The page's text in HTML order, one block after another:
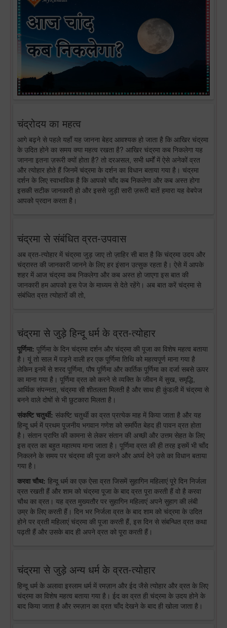
चंद्रोदय का महत्व
आगे बढ़ने से पहले यहाँ यह जानना बेहद आवश्यक हो जाता है कि आखिर चंद्रमा
के उदित होने का समय क्या महत्व रखता है? आखिर चंद्रमा कब निकलेगा यह
जानना इतना ज़रूरी क्यों होता है? तो दरअसल, सभी धर्मों में ऐसे अनेकों व्रत
और त्योहार होते हैं जिनमें चंद्रमा के दर्शन का विधान बताया गया है। चंद्रमा
दर्शन के लिए स्वाभाविक है कि आपको चाँद कब निकलेगा और कब अस्त होगा
इसकी सटीक जानकारी हो और इससे जुड़ी सारी ज़रूरी बातें हमारा यह वेबपेज
आपको प्रदान करता है।
चंद्रमा से संबंधित व्रत-उपवास
अब व्रत-त्योहार में चंद्रमा जुड़ जाए तो ज़ाहिर सी बात है कि चंद्रमा उदय और
चंद्रास्त की जानकारी जानने के लिए हर इंसान उत्सुक रहता है। ऐसे में आपके
शहर में आज चंद्रमा कब निकलेगा और कब अस्त हो जाएगा इस बात की
जानकारी हम आपको इस पेज के माध्यम से देते रहेंगे। अब बात करें चंद्रमा से
संबंधित व्रत त्योहारों की तो,
चंद्रमा से जुड़े हिन्दू धर्म के व्रत-त्योहार
पूर्णिमा: पूर्णिमा के दिन चंद्रमा दर्शन और चंद्रमा की पूजा का विशेष महत्व बताया
है। यूं तो साल में पड़ने वाली हर एक पूर्णिमा तिथि को महत्वपूर्ण माना गया है
लेकिन इनमें से शरद पूर्णिमा, पौष पूर्णिमा और कार्तिक पूर्णिमा का दर्जा सबसे ऊपर
का माना गया है। पूर्णिमा व्रत को करने से व्यक्ति के जीवन में सुख, समृद्धि,
आर्थिक संपन्नता, चंद्रमा सी शीतलता मिलती है और साथ ही कुंडली में चंद्रमा से
बनने वाले दोषों से भी छुटकारा मिलता है।
संकष्टि चतुर्थी: संकष्टि चतुर्थी का व्रत प्रत्येक माह में किया जाता है और यह
हिन्दू धर्म में प्रथम पूजनीय भगवान गणेश को समर्पित बेहद ही पावन व्रत होता
है। संतान प्राप्ति की कामना से लेकर संतान की अच्छी और उत्तम सेहत के लिए
इस व्रत का बहुत महात्मय माना जाता है। पूर्णिमा व्रत की ही तरह इसमें भी चाँद
निकलने के समय पर चंद्रमा की पूजा करने और अर्घ्य देने उसे का विधान बताया
गया है।
करवा चौथ: हिन्दू धर्म का एक ऐसा व्रत जिसमें सुहागिन महिलाएं पूरे दिन निर्जला
व्रत रखती हैं और शाम को चंद्रमा पूजा के बाद व्रत पूरा करती हैं वो है करवा
चौथ का व्रत। यह व्रत मुख्यतौर पर सुहागिन महिलाएं अपने सुहाग की लंबी
उम्र के लिए करती हैं। दिन भर निर्जला व्रत के बाद शाम को चंद्रमा के उदित
होने पर व्रती महिलाएं चंद्रमा की पूजा करती हैं, इस दिन से संबन्धित व्रत कथा
पढ़ती हैं और उसके बाद ही अपने व्रत को पूरा करती हैं।
चंद्रमा से जुड़े अन्य धर्म के व्रत-त्योहार
हिन्दू धर्म के अलावा इस्लाम धर्म में रमज़ान और ईद जैसे त्योहार और व्रत के लिए
चंद्रमा का विशेष महत्व बताया गया है। ईद का व्रत ही चंद्रमा के उदय होने के
बाद किया जाता है और रमज़ान का व्रत चाँद देखने के बाद ही खोला जाता है।